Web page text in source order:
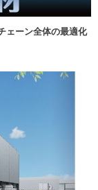
ェーン全体の最適化